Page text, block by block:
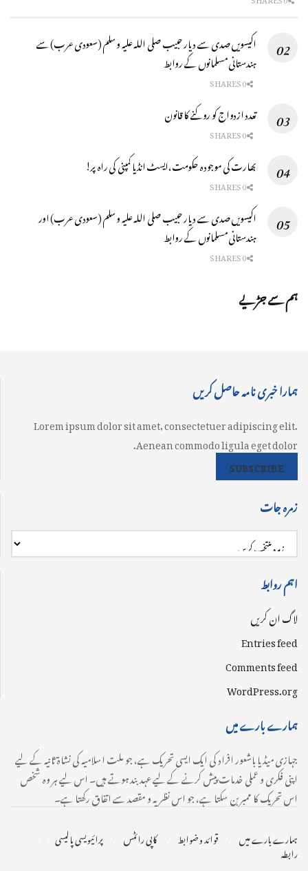
اکیسویں صدی سے دیار حبیب صلی اللہ علیہ وسلم (سعودی عرب) سے
ہندستانی مسلمانوں کے روابط
تعدد ازدواج كو روكنے كا قانون
بھارت کی موجودہ حکومت،ایسٹ انڈیا کمپنی کی راہ پر!
اکیسویں صدی سے دیار حبیب صلی اللہ علیہ وسلم (سعودی عرب) اور
ہندستانی مسلمانوں کے روابط
ہم سے جڑیے
ہمارا خبری نامہ حاصل کریں
Lorem ipsum dolor sit amet, consectetuer adipiscing elit.
Aenean commodo ligula eget dolor.
SUBSCRIBE
زمرہ جات
اہم روابط
لاگ ان کریں
Entries feed
Comments feed
WordPress.org
ہمارے بارے میں
جہازی میڈیا باشعور افراد کی ایک ایسی تحریک ہے، جو ملت اسلامیہ کی نشاۃ ثانیہ کے لیے
اپنی فکری و عملی خدمات پیش کرنے کے لیے عہدبند ہوتے ہیں۔ اس لیے ہر وہ شخص
اس تحریک کا ممبر بن سکتا ہے، جو اس نظریہ و مقصد سے اتفاق رکھتا ہے۔
ہمارے بارے میں قوائد و ضوابط کاپی رائٹس پرائیویسی پالیسی
رابطہ